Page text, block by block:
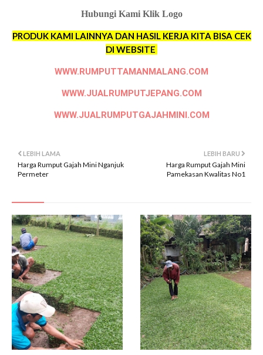
Hubungi Kami Klik Logo
PRODUK KAMI LAINNYA DAN HASIL KERJA KITA BISA CEK
DI WEBSITE
WWW.RUMPUTTAMANMALANG.COM
WWW.JUALRUMPUTJEPANG.COM
WWW.JUALRUMPUTGAJAHMINI.COM
LEBIH BARU
Harga Rumput Gajah Mini
Pamekasan Kwalitas No1
LEBIH LAMA
Harga Rumput Gajah Mini Nganjuk
Permeter